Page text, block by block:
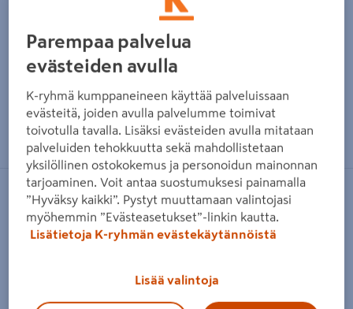
Zoomaa kuvaa sormilla kosketusnäytöllä
Rakeinen kalkki Kekkilä 10kg
KEKKILÄ
Parempaa palvelua
evästeiden avulla
K-ryhmä kumppaneineen käyttää palveluissaan
evästeitä, joiden avulla palvelumme toimivat
toivotulla tavalla. Lisäksi evästeiden avulla mitataan
palveluiden tehokkuutta sekä mahdollistetaan
yksilöllinen ostokokemus ja personoidun mainonnan
tarjoaminen. Voit antaa suostumuksesi painamalla
”Hyväksy kaikki”. Pystyt muuttamaan valintojasi
myöhemmin ”Evästeasetukset”-linkin kautta.
Lisätietoja K-ryhmän evästekäytännöistä
Lisää valintoja